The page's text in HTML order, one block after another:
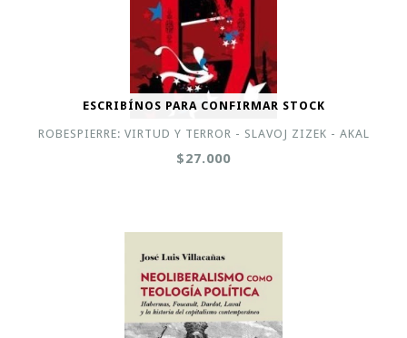
ESCRIBÍNOS PARA CONFIRMAR STOCK
ROBESPIERRE: VIRTUD Y TERROR - SLAVOJ ZIZEK - AKAL
$27.000